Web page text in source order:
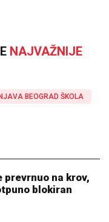
NAJVAŽNIJE
BEOGRAD ŠKOLA
prevrnuo na krov,
blokiran